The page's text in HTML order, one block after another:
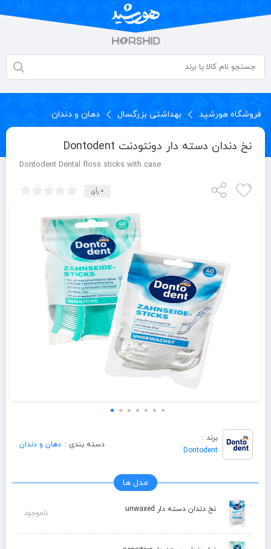
فروشگاه هورشید بهداشتی بزرگسال دهان و دندان
نخ دندان دسته دار دونتودنت Dontodent
Dontodent Dental floss sticks with case
0 رأی
برند :
Dontodent
دسته بندی : دهان و دندان
مدل ها
نخ دندان دسته دار unwaxed ناموجود